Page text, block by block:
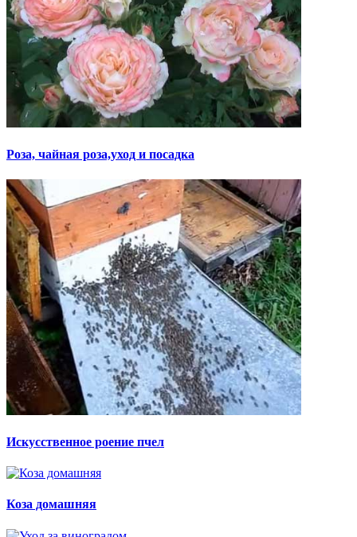
Роза, чайная роза,уход и посадка
Искусственное роение пчел
Коза домашняя